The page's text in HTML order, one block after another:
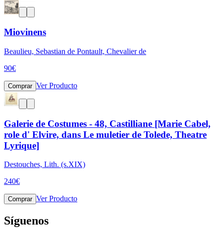
Miovinens
Beaulieu, Sebastian de Pontault, Chevalier de
90€
Comprar Ver Producto
Galerie de Costumes - 48, Castilliane [Marie Cabel,
role d' Elvire, dans Le muletier de Tolede, Theatre
Lyrique]
Destouches, Lith. (s.XIX)
240€
Comprar Ver Producto
Síguenos